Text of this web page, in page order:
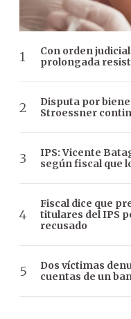
Con orden
prolongada
Disputa por
Stroessner
IPS: Vicente
según fiscal que
Fiscal dice que
titulares del IPS
recusado
Dos víctimas
cuentas de un